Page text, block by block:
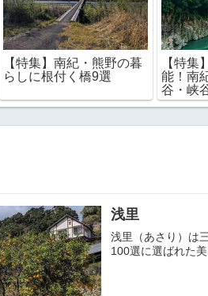
【特集】南紀・熊野の暮
らしに根付く橋9選
【特集
能！南
谷・峡
浅里
浅里（あさり）は
100選に選ばれた美